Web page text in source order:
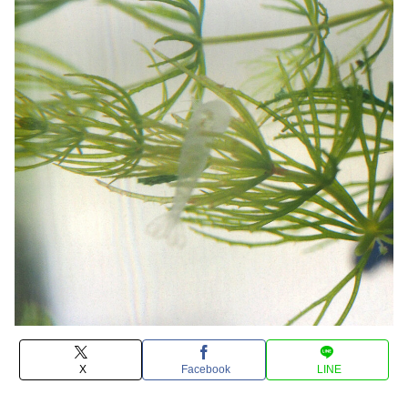
X Facebook LINE